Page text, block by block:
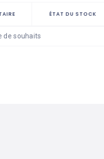
ÉTAT DU STOCK
de souhaits